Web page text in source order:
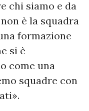
chi siamo e da
è la squadra
formazione
si è
come una
squadre con